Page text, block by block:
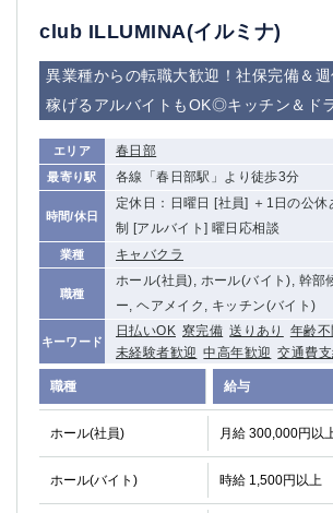
club ILLUMINA(イルミナ)
異業種からの転職大歓迎！社保完備＆
稼げるアルバイトもOK◎キッチン＆ド
エリア 春日部
最寄り駅 各線「春日部駅」より徒歩3分
時間/休日
定休日：日曜日 [社員] ＋1日の公
制 [アルバイト] 曜日応相談
業種 キャバクラ
職種
ホール(社員), ホール(バイト), 幹部
ー, ヘアメイク, キッチン(バイト)
キーワード
日払いOK 寮完備 送りあり 年齢不
未経験者歓迎 中高年歓迎 交通費
職種 給与
ホール(社員) 月給 300,000円以
ホール(バイト) 時給 1,500円以上